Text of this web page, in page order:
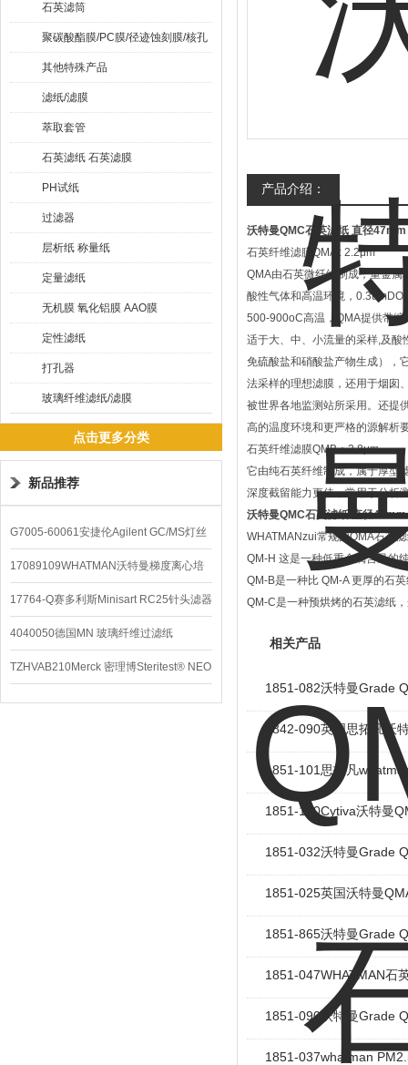
石英滤筒
聚碳酸酯膜/PC膜/径迹蚀刻膜/核孔
膜
其他特殊产品
滤纸/滤膜
萃取套管
石英滤纸 石英滤膜
PH试纸
过滤器
层析纸 称量纸
定量滤纸
无机膜 氧化铝膜 AAO膜
定性滤纸
打孔器
玻璃纤维滤纸/滤膜
点击更多分类
新品推荐
G7005-60061安捷伦Agilent GC/MS灯丝
配件
17089109WHATMAN沃特曼梯度离心培
养基
17764-Q赛多利斯Minisart RC25针头滤器
4040050德国MN 玻璃纤维过滤纸
TZHVAB210Merck 密理博Steritest® NEO
设备
产品介绍：
沃特曼QMC石英滤纸 直径47mm
石英纤维滤膜QMA : 2.2μm
QMA由石英微纤维制成，重金属
酸性气体和高温环境，
500-900oC高温，QMA提供带
适于大、中、小流量的采样,及酸
免硫酸盐和硝酸盐产物生成），
法采样的理想滤膜，还用于烟囱
被世界各地监测站所采用。还提
高的温度环境和更严格的源解析
石英纤维滤膜QMB：2.8μm
它由纯石英纤维制成，属于厚型
深度截留能力更佳，常用于分析
沃特曼QMC石英滤纸 直径47mm
WHATMANzui常规的QMA石英
QM-H 这是一种低重金属含量的
QM-B是一种比 QM-A 更厚的石
QM-C是一种预烘烤的石英滤纸
相关产品
1851-082沃特曼Grade
1842-090英国思拓凡沃
1851-101思拓凡
1851-150Cytiva沃特曼
1851-032沃特曼Grade
1851-025英国沃特曼
1851-865沃特曼Grade
1851-047WHATMAN石
1851-090沃特曼Grade
1851-037whatman